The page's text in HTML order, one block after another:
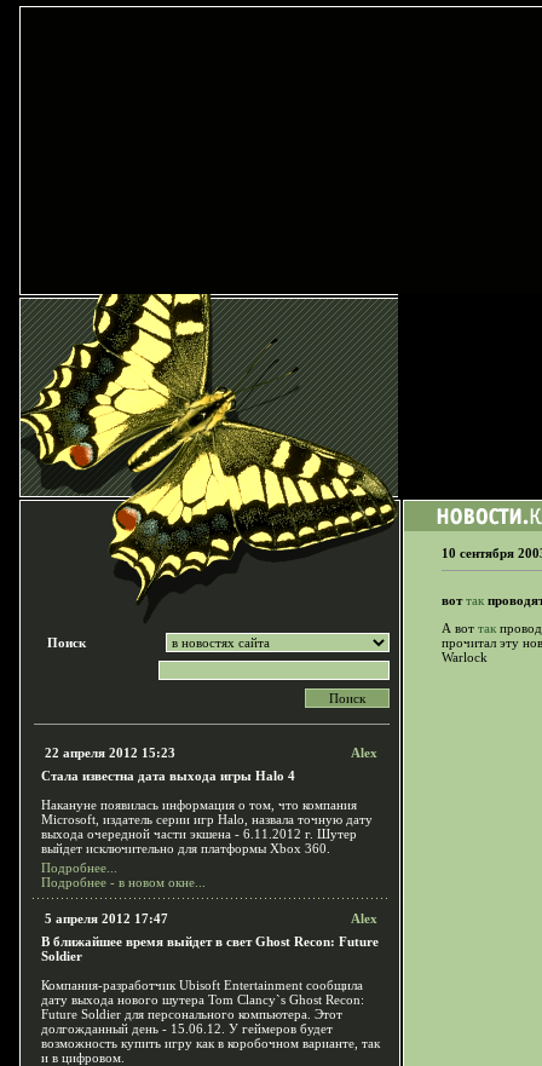
Поиск
22 апреля 2012 15:23
Alex
Стала известна дата выхода игры Halo 4
Накануне появилась информация о том, что компания
Microsoft, издатель серии игр Halo, назвала точную дату
выхода очередной части экшена - 6.11.2012 г. Шутер
выйдет исключительно для платформы Xbox 360.
Подробнее...
Подробнее - в новом окне...
5 апреля 2012 17:47
Alex
В ближайшее время выйдет в свет Ghost Recon: Future
Soldier
Компания-разработчик Ubisoft Entertainment сообщила
дату выхода нового шутера Tom Clancy`s Ghost Recon:
Future Soldier для персонального компьютера. Этот
долгожданный день - 15.06.12. У геймеров будет
возможность купить игру как в коробочном варианте, так
и в цифровом.
10 сентября
воттак
А вот так
прочитал эту
Warlock